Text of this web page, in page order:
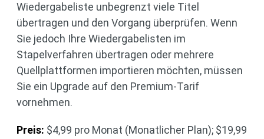
Wiedergabeliste unbegrenzt viele Titel
übertragen und den Vorgang überprüfen. Wenn
Sie jedoch Ihre Wiedergabelisten im
Stapelverfahren übertragen oder mehrere
Quellplattformen importieren möchten, müssen
Sie ein Upgrade auf den Premium-Tarif
vornehmen.
Preis: $4,99 pro Monat (Monatlicher Plan); $19,99